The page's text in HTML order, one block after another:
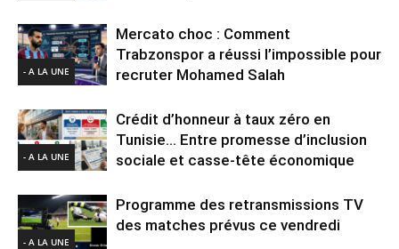
- A LA UNE
Mercato choc : Comment
Trabzonspor a réussi l’impossible pour
recruter Mohamed Salah
- A LA UNE
Crédit d’honneur à taux zéro en
Tunisie… Entre promesse d’inclusion
sociale et casse-tête économique
- A LA UNE
Programme des retransmissions TV
des matches prévus ce vendredi